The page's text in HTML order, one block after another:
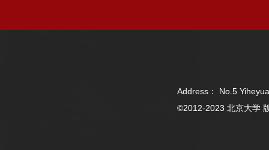
Address： No.5
©2012-2023 北京大学